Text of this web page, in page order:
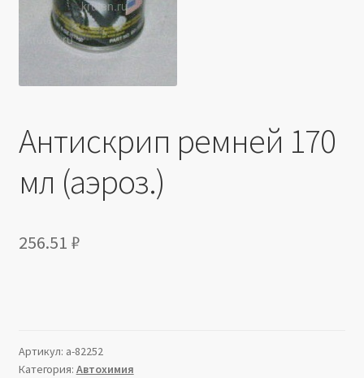
Антискрип ремней 170
мл (аэроз.)
256.51 ₽
Артикул: a-82252
Категория: Автохимия